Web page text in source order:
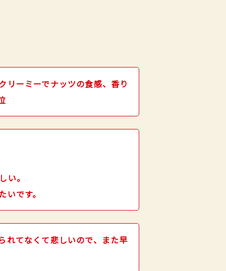
リーミーでナッツの食感、香り
い。
です。
れてなくて悲しいので、また早